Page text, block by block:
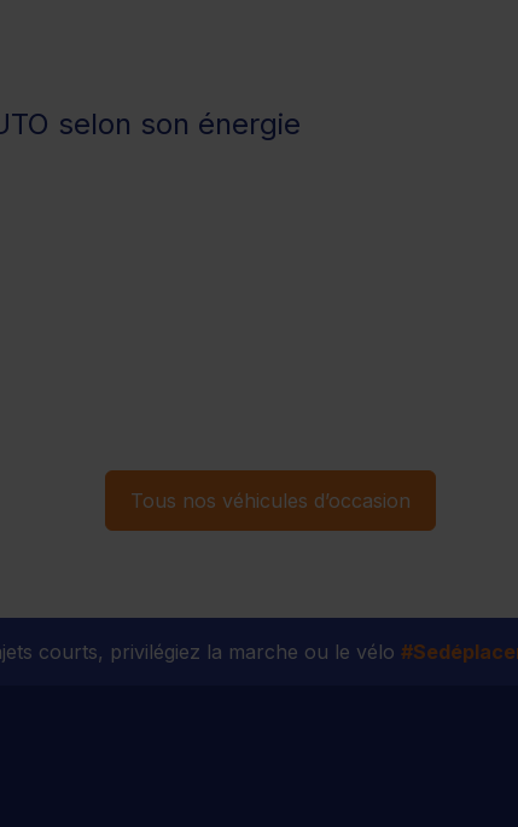
selon son énergie
Tous nos véhicules d’occasion
courts, privilégiez la marche ou le vélo